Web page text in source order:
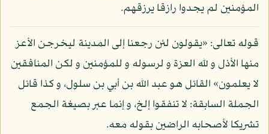
المؤمنين لم يجدوا رازقا يرزقهم.
قوله تعالى: «يقولون لئن رجعنا إلى المدينة ليخرجن الأعز
منها الأذل و لله العزة و لرسوله و للمؤمنين و لكن المنافقين
لا يعلمون» القائل هو عبد الله بن أبي بن سلول، و كذا قائل
الجملة السابقة: لا تنفقوا إلخ، و إنما عبر بصيغة الجمع
تشريكا لأصحابه الراضين بقوله معه.